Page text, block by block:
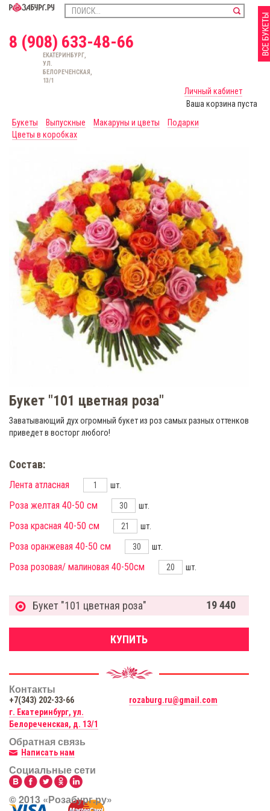
8 (908) 633-48-66
ЕКАТЕРИНБУРГ,
УЛ.
БЕЛОРЕЧЕНСКАЯ,
13/1
Личный кабинет
Ваша корзина пуста
Букеты
Выпускные Макаруны и цветы
Подарки
Цветы в коробках
Букет "101 цветная роза"
Заватывающий дух огромный букет из роз самых разных оттенков
приведет в восторг любого!
Состав:
Лента атласная шт.
Роза желтая 40-50 см шт.
Роза красная 40-50 см шт.
Роза оранжевая 40-50 см шт.
Роза розовая/ малиновая 40-50см шт.
Букет "101 цветная роза" 19 440
КУПИТЬ
Контакты
+7(343) 202-33-66
rozaburg.ru@gmail.com
г. Екатеринбург, ул.
Белореченская, д. 13/1
Обратная связь
Написать нам
Социальные сети
© 2013 «Розабург.ру»